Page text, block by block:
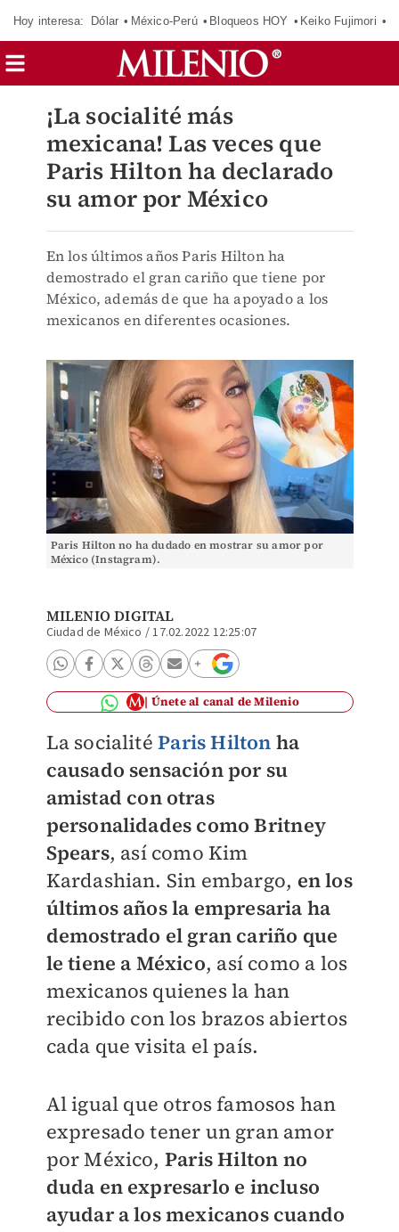
Hoy interesa: Dólar México-Perú Bloqueos HOY Keiko Fujimori
¡La socialité más
mexicana! Las veces que
Paris Hilton ha declarado
su amor por México
En los últimos años Paris Hilton ha
demostrado el gran cariño que tiene por
México, además de que ha apoyado a los
mexicanos en diferentes ocasiones.
Paris Hilton no ha dudado en mostrar su amor por
México (Instagram).
MILENIO DIGITAL
Ciudad de México /17.02.2022 12:25:07
Únete al canal de Milenio
La socialitéParis Hilton ha
causado sensación por su
amistad con otras
personalidades como Britney
Spears, así como Kim
Kardashian. Sin embargo, en los
últimos años la empresaria ha
demostrado el gran cariño que
le tiene a México, así como a los
mexicanos quienes la han
recibido con los brazos abiertos
cada que visita el país.
Al igual que otros famosos han
expresado tener un gran amor
por México, Paris Hilton no
duda en expresarlo e incluso
ayudar a los mexicanos cuando